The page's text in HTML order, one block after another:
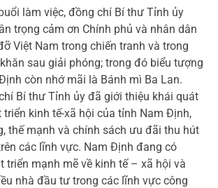
làm việc, đồng chí Bí thư Tỉnh ủy
trọng cảm ơn Chính phủ và nhân dân
Việt Nam trong chiến tranh và trong
sau giải phóng; trong đó biểu tượng
còn nhớ mãi là Bánh mì Ba Lan.
Bí thư Tỉnh ủy đã giới thiệu khái quát
kinh tế-xã hội của tỉnh Nam Định,
thế mạnh và chính sách ưu đãi thu hút
các lĩnh vực. Nam Định đang có
triển mạnh mẽ về kinh tế – xã hội và
nhà đầu tư trong các lĩnh vực công